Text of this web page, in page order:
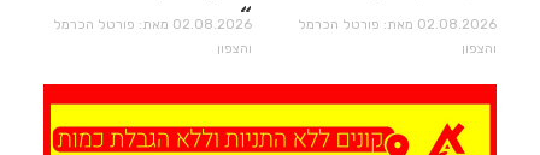
02.08.2026 מאת: פורטל הכרמל
והצפון
02.08.2026 מאת: פורטל הכרמל
והצפון